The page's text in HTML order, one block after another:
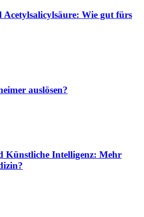
Acetylsalicylsäure: Wie gut fürs
auslösen?
Künstliche Intelligenz: Mehr